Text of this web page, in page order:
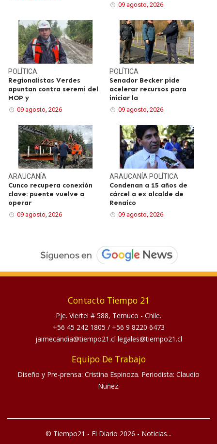
09 agosto, 2026
POLÍTICA
Regionalistas Verdes
apuntan contra seremi del
MOP y
09 agosto, 2026
POLÍTICA
Senador Becker pide
acelerar recursos para
iniciar la
09 agosto, 2026
ARAUCANÍA
Cunco recupera conexión
clave: puente vuelve a
operar
09 agosto, 2026
ARAUCANÍA POLÍTICA
Condenan a 15 años de
cárcel a ex alcalde de
Renaico
09 agosto, 2026
Contacto Tiempo 21
Pje. Viertel # 588, Temuco - Chile.
+56 45 242 1805 / +56 9 8220 6473
jaimecandia@tiempo21.cl legales@tiempo21.cl
Equipo De Trabajo
Diseño y Pre-prensa: Cristina Espinoza. Periodista: Claudio
Nuñez.
© Tiempo21 - El Diario 2026 - Noticias...